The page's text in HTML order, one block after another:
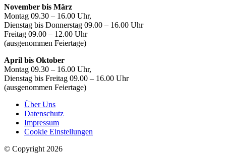
November bis März
Montag 09.30 – 16.00 Uhr,
Dienstag bis Donnerstag 09.00 – 16.00 Uhr
Freitag 09.00 – 12.00 Uhr
(ausgenommen Feiertage)
April bis Oktober
Montag 09.30 – 16.00 Uhr,
Dienstag bis Freitag 09.00 – 16.00 Uhr
(ausgenommen Feiertage)
Über Uns
Datenschutz
Impressum
Cookie Einstellungen
© Copyright 2026